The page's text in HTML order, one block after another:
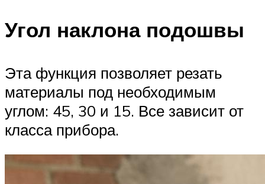
Угол наклона подошвы
Эта функция позволяет резать
материалы под необходимым
углом: 45, 30 и 15. Все зависит от
класса прибора.